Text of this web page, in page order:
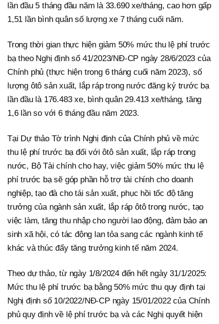
lần đầu 5 tháng đầu năm là 33.690 xe/tháng, cao hơn gấp
1,51 lần bình quân số lượng xe 7 tháng cuối năm.
Trong thời gian thực hiện giảm 50% mức thu lệ phí trước
bạ theo Nghị định số 41/2023/NĐ-CP ngày 28/6/2023 của
Chính phủ (thực hiện trong 6 tháng cuối năm 2023), số
lượng ôtô sản xuất, lắp ráp trong nước đăng ký trước bạ
lần đầu là 176.483 xe, bình quân 29.413 xe/tháng, tăng
1,6 lần so với 6 tháng đầu năm 2023.
Tại Dự thảo Tờ trình Nghị định của Chính phủ về mức
thu lệ phí trước bạ đối với ôtô sản xuất, lắp ráp trong
nước, Bộ Tài chính cho hay, việc giảm 50% mức thu lệ
phí trước bạ sẽ góp phần hỗ trợ tài chính cho doanh
nghiệp, tạo đà cho tái sản xuất, phục hồi tốc độ tăng
trưởng của ngành sản xuất, lắp ráp ôtô trong nước, tạo
việc làm, tăng thu nhập cho người lao động, đảm bảo an
sinh xã hội, có tác động lan tỏa sang các ngành kinh tế
khác và thúc đẩy tăng trưởng kinh tế năm 2024.
Theo dự thảo, từ ngày 1/8/2024 đến hết ngày 31/1/2025:
Mức thu lệ phí trước bạ bằng 50% mức thu quy định tại
Nghị định số 10/2022/NĐ-CP ngày 15/01/2022 của Chính
phủ quy định về lệ phí trước bạ và các Nghị quyết hiện